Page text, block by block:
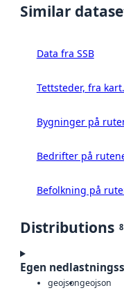
Similar
Data fra SSB
Tettsteder, fra
Bygninger på
Bedrifter på
Befolkning på
Distributions 8
Egen
geojsongeojson